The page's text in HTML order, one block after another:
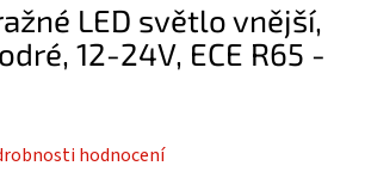
LED světlo vnější,
12-24V, ECE R65 -
hodnocení